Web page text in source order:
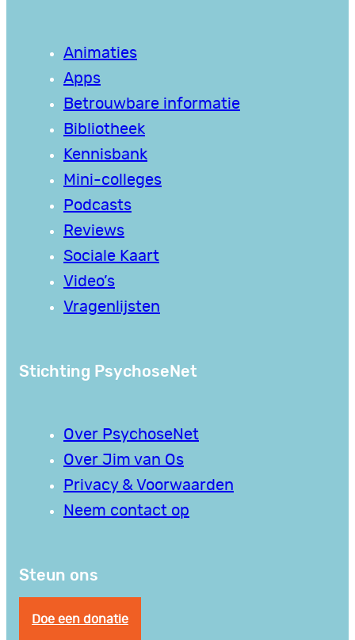
Animaties
Apps
Betrouwbare informatie
Bibliotheek
Kennisbank
Mini-colleges
Podcasts
Reviews
Sociale Kaart
Video’s
Vragenlijsten
Stichting PsychoseNet
Over PsychoseNet
Over Jim van Os
Privacy & Voorwaarden
Neem contact op
Steun ons
Doe een donatie